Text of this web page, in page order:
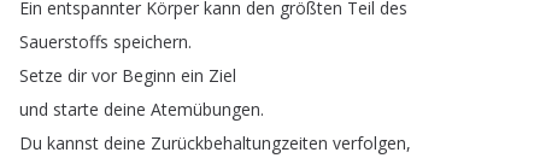
Ein entspannter Körper kann den größten Teil des
Sauerstoffs speichern.
Setze dir vor Beginn ein Ziel
und starte deine Atemübungen.
Du kannst deine Zurückbehaltungzeiten verfolgen,